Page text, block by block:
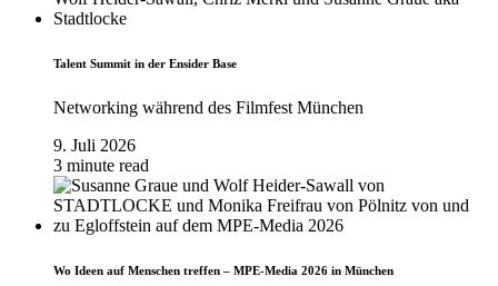
Talent Summit in der Ensider Base
Networking während des Filmfest München
9. Juli 2026
3 minute read
Wo Ideen auf Menschen treffen – MPE-Media 2026 in München